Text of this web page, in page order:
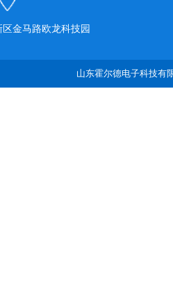
金马路欧龙科技园
山东霍尔德电子科技有